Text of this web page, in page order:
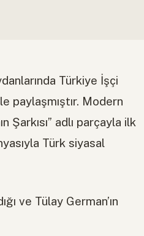
Türkiye İşçi
paylaşmıştır. Modern
Şarkısı” adlı parçayla ilk
Türk siyasal
ve Tülay German’ın